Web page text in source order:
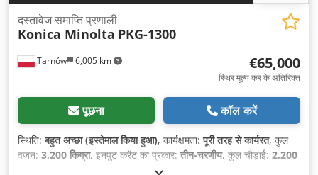
Tarnów 6,005 km
दस्तावेज समाप्ति प्रणाली
Konica Minolta PKG-1300
€65,000
स्थिर मूल्य कर के अतिरिक्त
पूछना कॉल करें
स्थिति:बहुत अच्छा (इस्तेमाल किया हुआ), कार्यक्षमता:पूरी तरह से कार्यरत, कुल
वजन: 3,200 किग्रा, इनपुट करेंट का प्रकार: तीन-चरणीय, कुल चौड़ाई: 2,200
, कुल ऊँचाई: